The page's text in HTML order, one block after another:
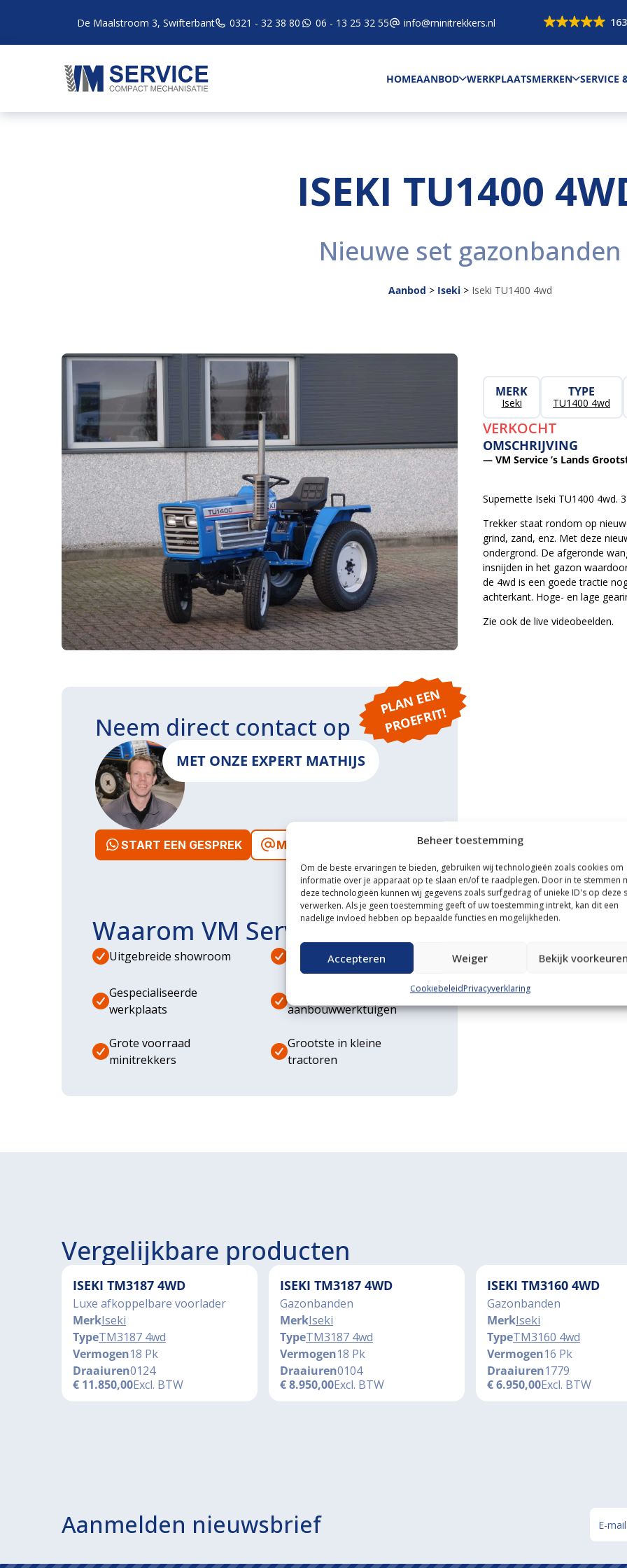
Beheer toestemming
Om de beste ervaringen te bieden, gebruiken wij technologieën zoals cookies om
informatie over je apparaat op te slaan en/of te raadplegen. Door in te stemmen
deze technologieën kunnen wij gegevens zoals surfgedrag of unieke ID's op deze
verwerken. Als je geen toestemming geeft of uw toestemming intrekt, kan dit een
nadelige invloed hebben op bepaalde functies en mogelijkheden.
Accepteren Weiger Bekijk
CookiebeleidPrivacyverklaring
De Maalstroom 3, Swifterbant 0321 - 32 38 80 06 - 13 25 32 55 info@minitrekkers.nl
HOMEAANBOD WERKPLAATSMERKEN SERVICE
ISEKI TU1400
Nieuwe set gazonbanden
Aanbod > Iseki > Iseki TU1400 4wd
MERK
Iseki
TYPE
TU1400 4wd
VERKOCHT
OMSCHRIJVING
— VM Service ’s Lands
Supernette Iseki TU1400 4wd.
Trekker staat rondom op
grind, zand, enz. Met deze
ondergrond. De afgeronde
insnijden in het gazon
de 4wd is een goede tractie
achterkant. Hoge- en lage
Zie ook de live videobeelden.
P
L
A
N
E
E
N
P
R
O
E
F
RI
T!
Neem direct contact op
MET ONZE EXPERT MATHIJS
START EEN GESPREK MAIL ONS
Waarom VM Service
Uitgebreide showroom Eigen transportservice
Gespecialiseerde
werkplaats
aanbouwwerktuigen
Grote voorraad
minitrekkers
Grootste in kleine
tractoren
Vergelijkbare producten
ISEKI TM3187 4WD
Luxe afkoppelbare voorlader
MerkIseki
TypeTM3187 4wd
Vermogen18 Pk
Draaiuren0124
€ 11.850,00Excl. BTW
ISEKI TM3187 4WD
Gazonbanden
MerkIseki
TypeTM3187 4wd
Vermogen18 Pk
Draaiuren0104
€8.950,00Excl. BTW
ISEKI TM3160 4WD
Gazonbanden
MerkIseki
TypeTM3160 4wd
Vermogen16 Pk
Draaiuren1779
€6.950,00Excl. BTW
Aanmelden nieuwsbrief